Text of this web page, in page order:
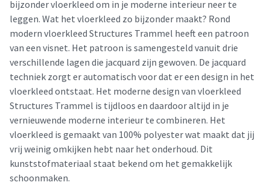
bijzonder vloerkleed om in je moderne interieur neer te
leggen. Wat het vloerkleed zo bijzonder maakt? Rond
modern vloerkleed Structures Trammel heeft een patroon
van een visnet. Het patroon is samengesteld vanuit drie
verschillende lagen die jacquard zijn gewoven. De jacquard
techniek zorgt er automatisch voor dat er een design in het
vloerkleed ontstaat. Het moderne design van vloerkleed
Structures Trammel is tijdloos en daardoor altijd in je
vernieuwende moderne interieur te combineren. Het
vloerkleed is gemaakt van 100% polyester wat maakt dat jij
vrij weinig omkijken hebt naar het onderhoud. Dit
kunststofmateriaal staat bekend om het gemakkelijk
schoonmaken.